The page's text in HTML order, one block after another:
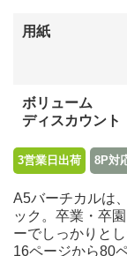
用紙
ボリューム
ディスカウント
3営業日出荷 8P対
A5バーチカルは
ック。卒業・卒
ーでしっかりと
16ページから80